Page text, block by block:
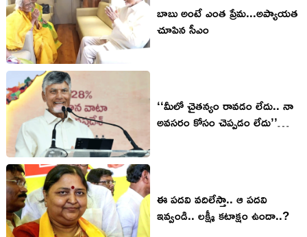
బాబు అంటే ఎంత ప్రేమ...అప్యాయత
చూపిన సీఎం
‘‘మీలో చైతన్యం రావడం లేదు.. నా
అవసరం కోసం చెప్పడం లేదు’’
ఈ ప‌ద‌వి వ‌దిలేస్తా.. ఆ ప‌ద‌వి
ఇవ్వండి.. ల‌క్ష్మీ క‌టాక్షం ఉందా..?